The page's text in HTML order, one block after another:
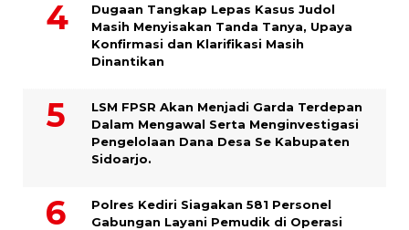
Dugaan Tangkap Lepas Kasus Judol
Masih Menyisakan Tanda Tanya, Upaya
Konfirmasi dan Klarifikasi Masih
Dinantikan
LSM FPSR Akan Menjadi Garda Terdepan
Dalam Mengawal Serta Menginvestigasi
Pengelolaan Dana Desa Se Kabupaten
Sidoarjo.
Polres Kediri Siagakan 581 Personel
Gabungan Layani Pemudik di Operasi